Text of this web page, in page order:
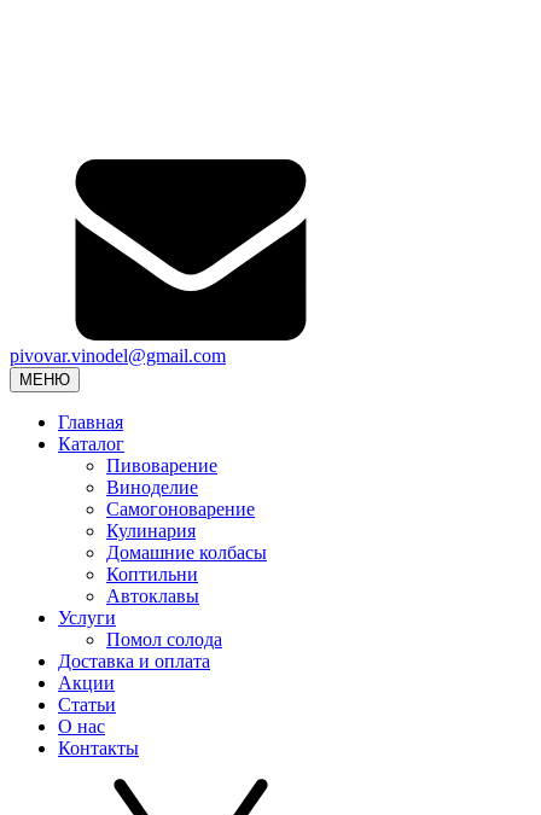
pivovar.vinodel@gmail.com
МЕНЮ
Главная
Каталог
Пивоварение
Виноделие
Самогоноварение
Кулинария
Домашние колбасы
Коптильни
Автоклавы
Услуги
Помол солода
Доставка и оплата
Акции
Статьи
О нас
Контакты